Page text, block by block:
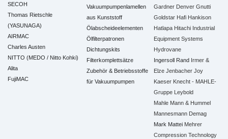
SECOH
Thomas Rietschle
(YASUNAGA)
AIRMAC
Charles Austen
NITTO (MEDO / Nitto Kohki)
Alita
FujiMAC
Vakuumpumpenlamellen
aus Kunststoff
Ölabscheideelementen
Ölfilterpatronen
Dichtungskits
Filterkomplettsätze
Zubehör & Betriebsstoffe
für Vakuumpumpen
Gardner Denver Gnutti
Goldstar Hafi Hankison
Hatlapa Hitachi Industrial
Equipment Systems
Hydrovane
Ingersoll Rand Irmer &
Elze Jenbacher Joy
Kaeser Knecht - MAHLE-
Gruppe
Leybold
Mahle Mann & Hummel
Mannesmann Demag
Mark Mattei Mehrer
Compression Technology